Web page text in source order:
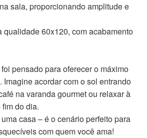
sala, proporcionando amplitude e
qualidade 60x120, com acabamento
pensado para oferecer o máximo
Imagine acordar com o sol entrando
na varanda gourmet ou relaxar à
do dia.
casa – é o cenário perfeito para
com quem você ama!